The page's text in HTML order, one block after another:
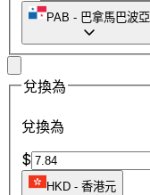
PAB - 巴拿馬巴波亞
兌換為
兌換為
$
HKD - 香港元